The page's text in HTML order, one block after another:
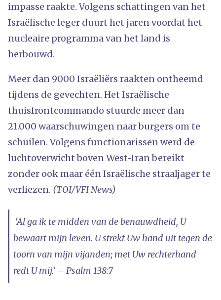
impasse raakte. Volgens schattingen van het
Israëlische leger duurt het jaren voordat het
nucleaire programma van het land is
herbouwd.
Meer dan 9000 Israëliërs raakten ontheemd
tijdens de gevechten. Het Israëlische
thuisfrontcommando stuurde meer dan
21.000 waarschuwingen naar burgers om te
schuilen. Volgens functionarissen werd de
luchtoverwicht boven West-Iran bereikt
zonder ook maar één Israëlische straaljager te
verliezen. (TOI/VFI News)
‘Al ga ik te midden van de benauwdheid, U
bewaart mijn leven. U strekt Uw hand uit tegen de
toorn van mijn vijanden; met Uw rechterhand
redt U mij.’ – Psalm 138:7